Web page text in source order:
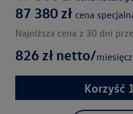
87 380 zł cena
Najniższa cena z 30 dni
826 zł netto/
Korzyść